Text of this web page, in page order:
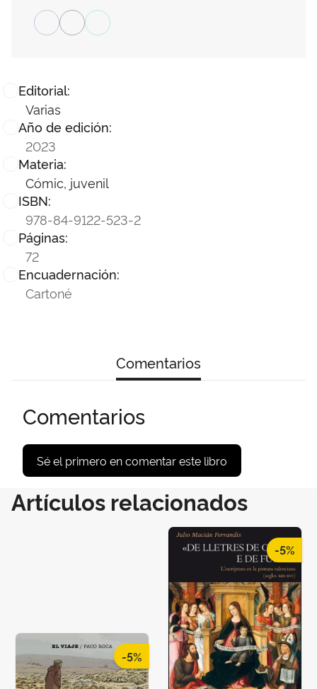
Editorial:
Varias
Año de edición:
2023
Materia:
Cómic, juvenil
ISBN:
978-84-9122-523-2
Páginas:
72
Encuadernación:
Cartoné
Comentarios
Comentarios
Sé el primero en comentar este libro
Artículos relacionados
-5%
-5%